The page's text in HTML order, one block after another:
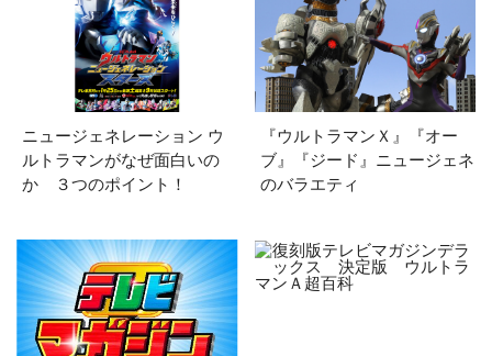
ニュージェネレーション ウ
ルトラマンがなぜ面白いの
か ３つのポイント！
『ウルトラマンＸ』『オー
ブ』『ジード』ニュージェネ
のバラエティ